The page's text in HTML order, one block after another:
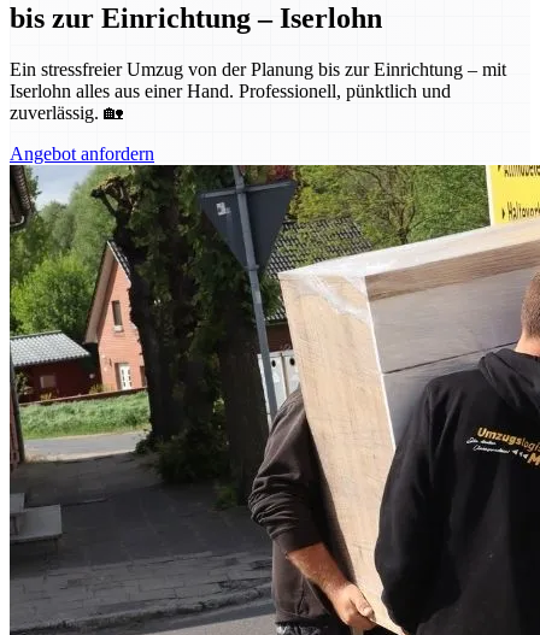
bis zur Einrichtung – Iserlohn
Ein stressfreier Umzug von der Planung bis zur Einrichtung – mit
Iserlohn alles aus einer Hand. Professionell, pünktlich und
zuverlässig. 🏡
Angebot anfordern